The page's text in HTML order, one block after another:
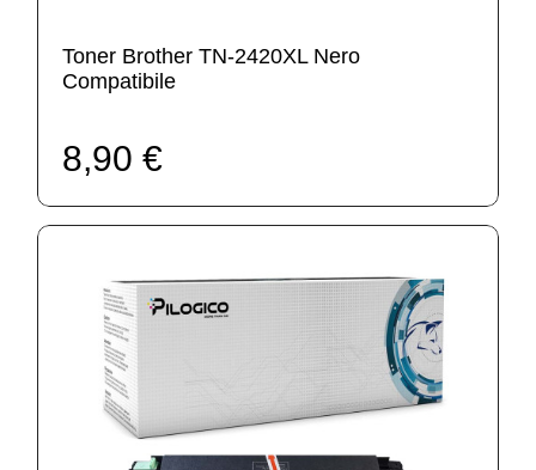
Toner Brother TN-2420XL Nero
Compatibile
8,90 €